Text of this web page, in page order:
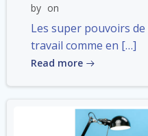
by on
Les super pouvoirs de
travail comme en […]
Read more